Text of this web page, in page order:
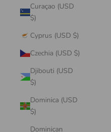
Curaçao (USD
$)
Cyprus (USD $)
Czechia (USD $)
Djibouti (USD
$)
Dominica (USD
$)
Dominican